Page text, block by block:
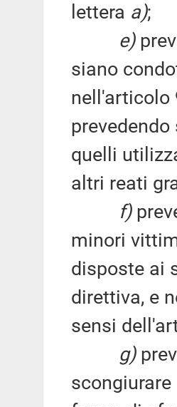
lettera a);
e)
siano
nell'articolo
quelli
altri reati
f)
minori
disposte ai
direttiva, e
sensi
g)